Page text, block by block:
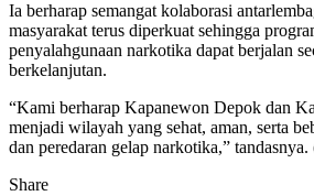
Ia berharap semangat kolaborasi
masyarakat terus diperkuat sehingga
penyalahgunaan narkotika dapat berjalan
berkelanjutan.
“Kami berharap Kapanewon Depok dan
menjadi wilayah yang sehat, aman, serta
dan peredaran gelap narkotika,” tandasnya.
Share